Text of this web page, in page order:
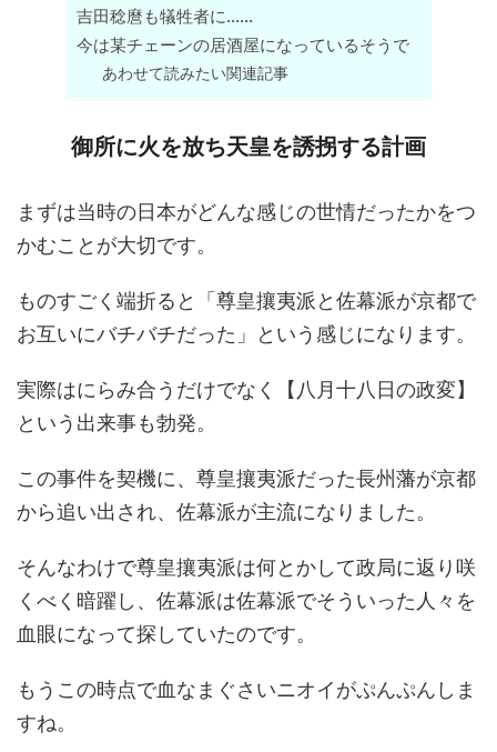
吉田稔麿も犠牲者に……
今は某チェーンの居酒屋になっているそうで
あわせて読みたい関連記事
御所に火を放ち天皇を誘拐する計画
まずは当時の日本がどんな感じの世情だったかをつ
かむことが大切です。
ものすごく端折ると「尊皇攘夷派と佐幕派が京都で
お互いにバチバチだった」という感じになります。
実際はにらみ合うだけでなく【八月十八日の政変】
という出来事も勃発。
この事件を契機に、尊皇攘夷派だった長州藩が京都
から追い出され、佐幕派が主流になりました。
そんなわけで尊皇攘夷派は何とかして政局に返り咲
くべく暗躍し、佐幕派は佐幕派でそういった人々を
血眼になって探していたのです。
もうこの時点で血なまぐさいニオイがぷんぷんしま
すね。